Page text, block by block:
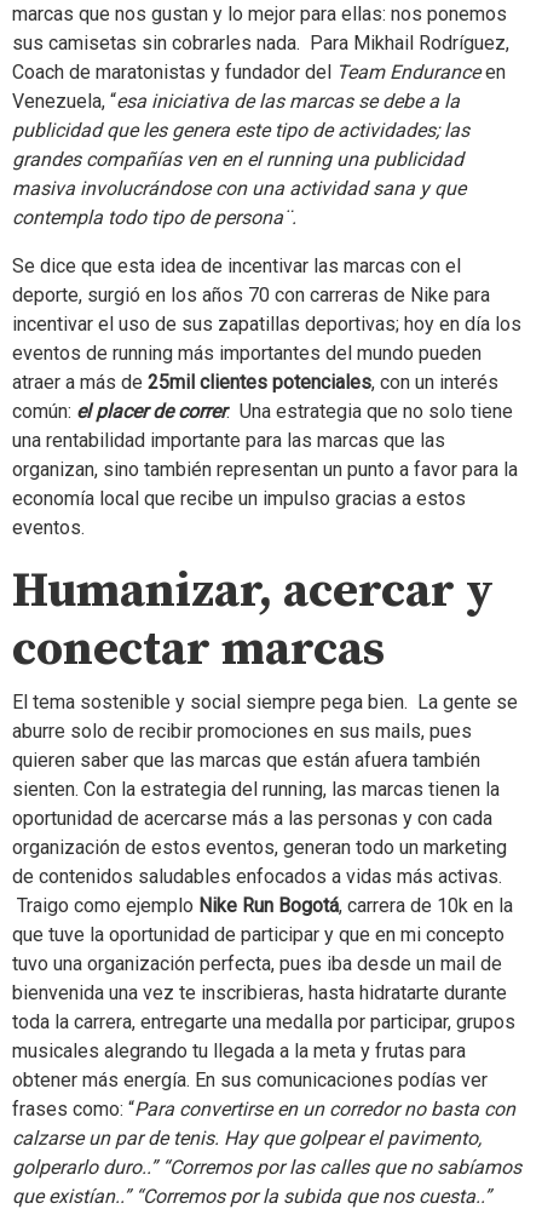
marcas que nos gustan y lo mejor para ellas: nos ponemos
sus camisetas sin cobrarles nada. Para Mikhail Rodríguez,
Coach de maratonistas y fundador del Team Enduranceen
Venezuela, “esa iniciativa de las marcas se debe a la
publicidad que les genera este tipo de actividades; las
grandes compañías ven en elrunninguna publicidad
masiva involucrándose con una actividad sana y que
contempla todo tipo de persona¨.
Se dice que esta idea de incentivar las marcas con el
deporte, surgió en los años 70 con carreras de Nike para
incentivar el uso de sus zapatillas deportivas; hoy en día los
eventos de running más importantes del mundo pueden
atraer a más de 25mil clientes potenciales, con un interés
común: el placer de correr. Una estrategia que no solo tiene
una rentabilidad importante para las marcas que las
organizan, sino también representan un punto a favor para la
economía local que recibe un impulso gracias a estos
eventos.
Humanizar, acercar y
conectar marcas
El tema sostenible y social siempre pega bien. La gente se
aburre solo de recibir promociones en sus mails, pues
quieren saber que las marcas que están afuera también
sienten. Con la estrategia del running, las marcas tienen la
oportunidad de acercarse más a las personas y con cada
organización de estos eventos, generan todo un marketing
de contenidos saludables enfocados a vidas más activas.
Traigo como ejemplo Nike Run Bogotá, carrera de 10k en la
que tuve la oportunidad de participar y que en mi concepto
tuvo una organización perfecta, pues iba desde un mail de
bienvenida una vez te inscribieras, hasta hidratarte durante
toda la carrera, entregarte una medalla por participar, grupos
musicales alegrando tu llegada a la meta y frutas para
obtener más energía. En sus comunicaciones podías ver
frases como: “Para convertirse en un corredor no basta con
calzarse un par de tenis. Hay que golpear el pavimento,
golperarlo duro..” “Corremos por las calles que no sabíamos
que existían..” “Corremos por la subida que nos cuesta..”